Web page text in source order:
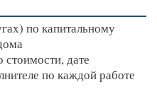
по капитальному
дате
по каждой работе